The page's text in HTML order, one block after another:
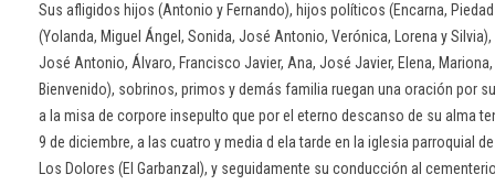
Sus afligidos hijos (Antonio y Fernando), hijos políticos (Encarna,
(Yolanda, Miguel Ángel, Sonida, José Antonio, Verónica, Lorena y
José Antonio, Álvaro, Francisco Javier, Ana, José Javier, Elena, Mariona,
Bienvenido), sobrinos, primos y demás familia ruegan una oración por
a la misa de corpore insepulto que por el eterno descanso de su alma
9 de diciembre, a las cuatro y media d ela tarde en la iglesia parroquial
Los Dolores (El Garbanzal), y seguidamente su conducción al